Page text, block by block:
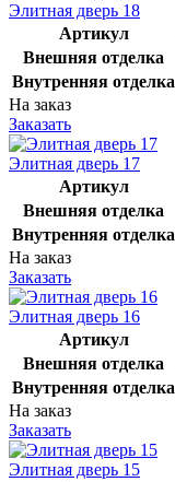
Элитная дверь 18
Артикул
Внешняя отделка
Внутренняя отделка
На заказ
Заказать
Элитная дверь 17
Артикул
Внешняя отделка
Внутренняя отделка
На заказ
Заказать
Элитная дверь 16
Артикул
Внешняя отделка
Внутренняя отделка
На заказ
Заказать
Элитная дверь 15